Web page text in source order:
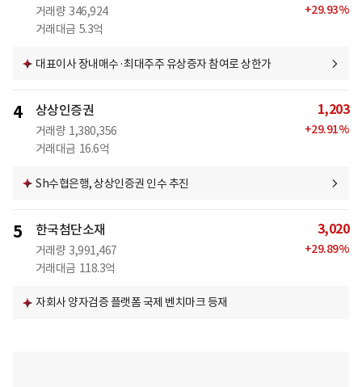
거래량 346,924
거래대금 5.3억
+29.93%
대표이사 장내매수·최대주주 유상증자 참여로 상한가
4 상상인증권
거래량 1,380,356
거래대금 16.6억
1,203
+29.91%
Sh수협은행, 상상인증권 인수 추진
5 한국첨단소재
거래량 3,991,467
거래대금 118.3억
3,020
+29.89%
자회사 양자검증 플랫폼 국제 벤치마크 등재